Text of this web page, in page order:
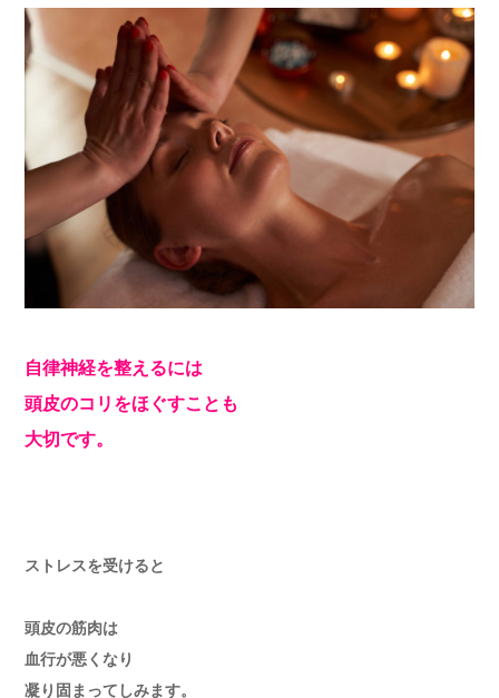
自律神経を整えるには
頭皮のコリをほぐすことも
大切です。
ストレスを受けると
頭皮の筋肉は
血行が悪くなり
凝り固まってしみます。